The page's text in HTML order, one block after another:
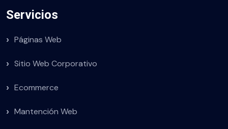
Servicios
Páginas Web
Sitio Web Corporativo
Ecommerce
Mantención Web